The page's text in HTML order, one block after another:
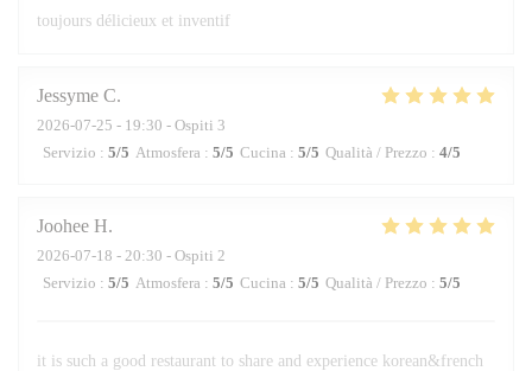
toujours délicieux et inventif
Jessyme C
2026-07-25 - 19:30 - Ospiti 3
Servizio : 5/5 Atmosfera : 5/5 Cucina : 5/5 Qualità / Prezzo : 4/5
Joohee H
2026-07-18 - 20:30 - Ospiti 2
Servizio : 5/5 Atmosfera : 5/5 Cucina : 5/5 Qualità / Prezzo : 5/5
it is such a good restaurant to share and experience korean&french